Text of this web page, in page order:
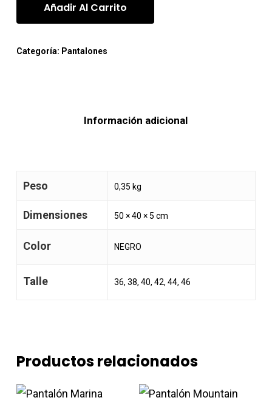
Añadir Al Carrito
Categoría: Pantalones
Información adicional
Peso 0,35 kg
Dimensiones 50 × 40 × 5 cm
Color NEGRO
Talle 36, 38, 40, 42, 44, 46
Productos relacionados